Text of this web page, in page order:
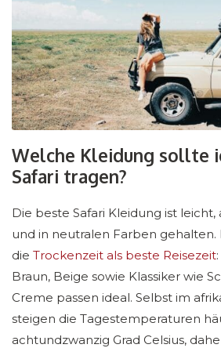
Welche Kleidung sollte
Safari tragen?
Die beste Safari Kleidung ist
und in neutralen Farben gehalten.
die Trockenzeit als beste Reisezeit
Braun, Beige sowie Klassiker wie
Creme passen ideal. Selbst im
steigen die Tagestemperaturen
achtundzwanzig Grad Celsius,